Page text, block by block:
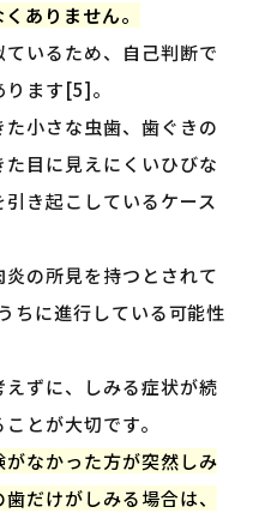
ありません。
いるため、自己判断で
ます[5]。
小さな虫歯、歯ぐきの
目に見えにくいひびな
き起こしているケース
の所見を持つとされて
ちに進行している可能性
えずに、しみる症状が続
とが大切です。
なかった方が突然しみ
だけがしみる場合は、